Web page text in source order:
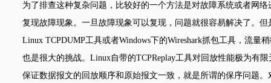
为了排查这种复杂问题，比较好的一个方法是对故障系统或者网
复现故障现象。一旦故障现象可以复现，问题就很容易解决了。
Linux TCPDUMP工具或者Windows下的Wireshark抓包工具，流
也是很大的挑战。Linux自带的TCPReplay工具对回放性能极为有
保证数据报文的回放顺序和原始报文一致，就是所谓的保序问题